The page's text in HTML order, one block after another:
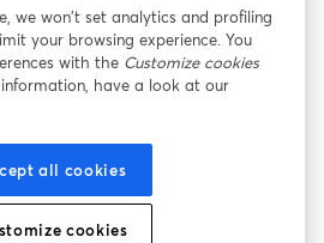
開く
LinkedIn
新しいタブで開く
プラットフォーム利用規約
we won’t set analytics and profiling
your browsing experience. You
with the Customize cookies
have a look at our
all cookies
cookies